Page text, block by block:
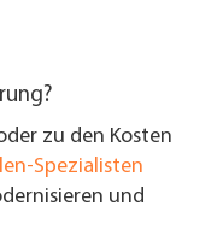
zu den Kosten
Spezialisten
und